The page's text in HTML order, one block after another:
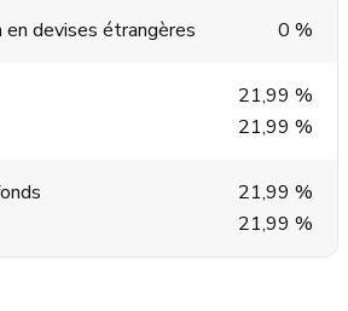
en devises étrangères 0 %
21,99 %
21,99 %
21,99 %
21,99 %